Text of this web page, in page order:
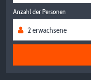
Anzahl der Personen